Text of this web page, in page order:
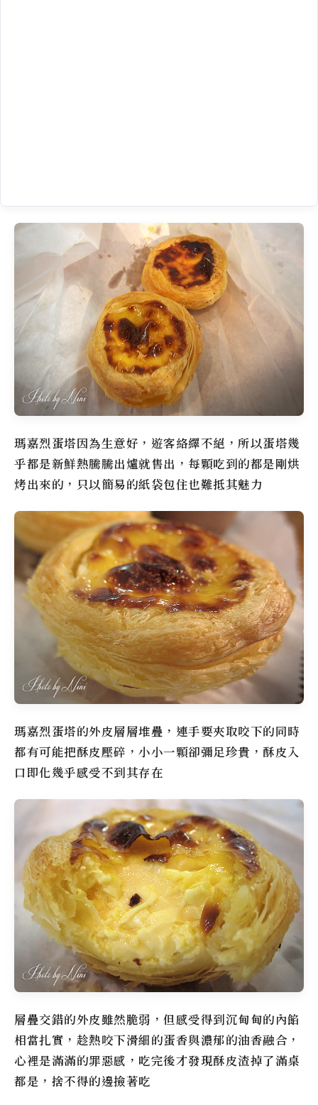
瑪嘉烈蛋塔因為生意好，遊客絡繹不絕，所以蛋塔幾
乎都是新鮮熱騰騰出爐就售出，每顆吃到的都是剛烘
烤出來的，只以簡易的紙袋包住也難抵其魅力
瑪嘉烈蛋塔的外皮層層堆疊，連手要夾取咬下的同時
都有可能把酥皮壓碎，小小一顆卻彌足珍貴，酥皮入
口即化幾乎感受不到其存在
層疊交錯的外皮雖然脆弱，但感受得到沉甸甸的內餡
相當扎實，趁熱咬下滑細的蛋香與濃郁的油香融合，
心裡是滿滿的罪惡感，吃完後才發現酥皮渣掉了滿桌
都是，捨不得的邊撿著吃